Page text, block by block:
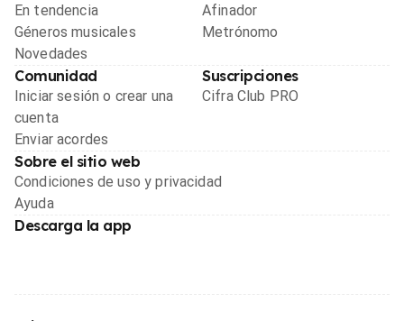
En tendencia
Géneros musicales
Novedades
Afinador
Metrónomo
Comunidad
Iniciar sesión o crear una
cuenta
Enviar acordes
Suscripciones
Cifra Club PRO
Sobre el sitio web
Condiciones de uso y privacidad
Ayuda
Descarga la app